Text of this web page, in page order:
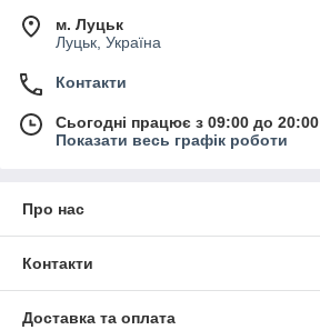
м. Луцьк
Луцьк, Україна
Контакти
Сьогодні працює з 09:00 до 20:00
Показати весь графік роботи
Про нас
Контакти
Доставка та оплата